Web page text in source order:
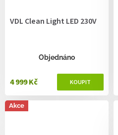
VDL Clean Light LED 230V
Objednáno
4 999 Kč
Akce